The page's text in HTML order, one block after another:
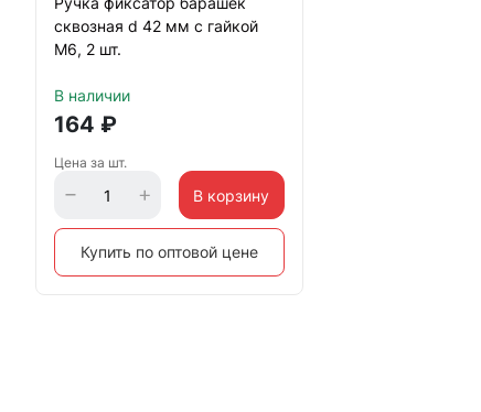
сквозная d 42 мм с гайкой
М6, 2 шт.
В наличии
164 ₽
Цена за шт.
В корзину
Купить по оптовой цене